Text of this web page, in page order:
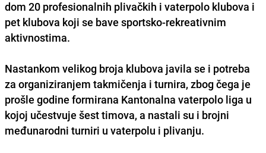
dom 20 profesionalnih plivačkih i vaterpolo klubova i
pet klubova koji se bave sportsko-rekreativnim
aktivnostima.
Nastankom velikog broja klubova javila se i potreba
za organiziranjem takmičenja i turnira, zbog čega je
prošle godine formirana Kantonalna vaterpolo liga u
kojoj učestvuje šest timova, a nastali su i brojni
međunarodni turniri u vaterpolu i plivanju.